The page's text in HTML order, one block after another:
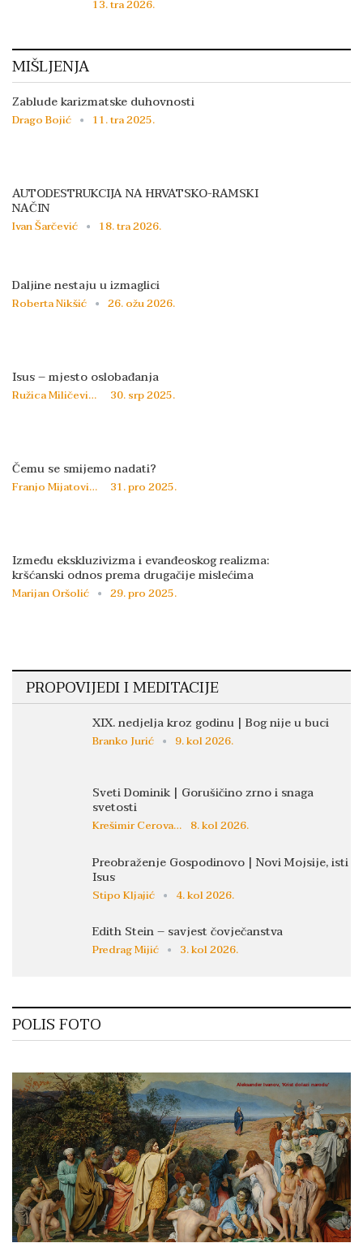
13. tra 2026.
MIŠLJENJA
Zablude karizmatske duhovnosti
Drago Bojić 11. tra 2025.
AUTODESTRUKCIJA NA HRVATSKO-RAMSKI
NAČIN
Ivan Šarčević 18. tra 2026.
Daljine nestaju u izmaglici
Roberta Nikšić 26. ožu 2026.
Isus – mjesto oslobađanja
Ružica Miličević 30. srp 2025.
Čemu se smijemo nadati?
Franjo Mijatović 31. pro 2025.
Između ekskluzivizma i evanđeoskog realizma:
kršćanski odnos prema drugačije mislećima
Marijan Oršolić 29. pro 2025.
PROPOVIJEDI I MEDITACIJE
XIX. nedjelja kroz godinu | Bog nije u buci
Branko Jurić 9. kol 2026.
Sveti Dominik | Gorušičino zrno i snaga
svetosti
Krešimir Cerovac 8. kol 2026.
Preobraženje Gospodinovo | Novi Mojsije, isti
Isus
Stipo Kljajić 4. kol 2026.
Edith Stein – savjest čovječanstva
Predrag Mijić 3. kol 2026.
POLIS FOTO
Aleksander Ivanov, 'Krist dolazi narodu'